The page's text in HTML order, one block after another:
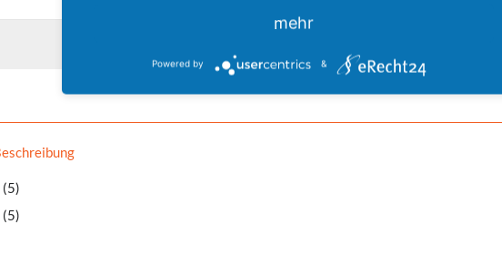
(5)
(5)
mehr
Powered by &